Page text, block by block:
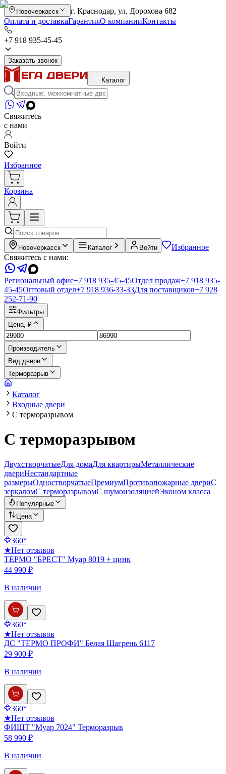
Новочеркасск
г. Краснодар, ул. Дорохова 682
Оплата и доставкаГарантияО компанииКонтакты
+7 918 935-45-45
Заказать звонок
Каталог
Свяжитесь
с нами
Войти
Избранное
Корзина
Новочеркасск Каталог Войти
Избранное
Свяжитесь с нами:
Региональный офис+7 918 935-45-45Отдел продаж+7 918 935-
45-45Оптовый отдел+7 918 936-33-33Для поставщиков+7 928
252-71-90
Фильтры
Цена, ₽
Производитель
Вид двери
Терморазрыв
Каталог
Входные двери
С терморазрывом
С терморазрывом
ДвухстворчатыеДля домаДля квартирыМеталлические
двериНестандартные
размерыОдностворчатыеПремиумПротивопожарные двериС
зеркаломС терморазрывомС шумоизоляциейЭконом класса
Популярные
Цена
360°
★Нет отзывов
ТЕРМО "БРЕСТ" Муар 8019 + цинк
44 990 ₽
В наличии
360°
★Нет отзывов
ДС "ТЕРМО ПРОФИ" Белая Шагрень 6117
29 900 ₽
В наличии
360°
★Нет отзывов
ФИШТ "Муар 7024" Терморазрыв
58 990 ₽
В наличии